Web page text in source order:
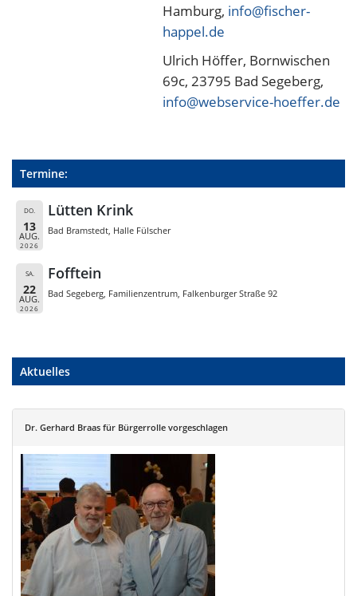
Hamburg, info@fischer-
happel.de
Ulrich Höffer, Bornwischen
69c, 23795 Bad Segeberg,
info@webservice-hoeffer.de
Termine:
DO.
13
AUG.
2026
Lütten Krink
Bad Bramstedt, Halle Fülscher
SA.
22
AUG.
2026
Fofftein
Bad Segeberg, Familienzentrum, Falkenburger Straße 92
Aktuelles
Dr. Gerhard Braas für Bürgerrolle vorgeschlagen